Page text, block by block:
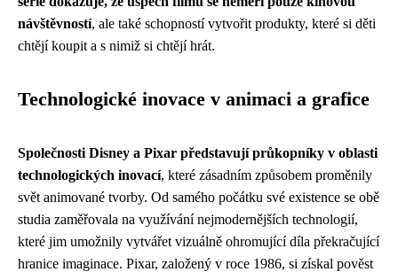
návštěvností, ale také schopností vytvořit produkty, které si děti
chtějí koupit a s nimiž si chtějí hrát.
Technologické inovace v animaci a grafice
Společnosti Disney a Pixar představují průkopníky v oblasti
technologických inovací, které zásadním způsobem proměnily
svět animované tvorby. Od samého počátku své existence se obě
studia zaměřovala na využívání nejmodernějších technologií,
které jim umožnily vytvářet vizuálně ohromující díla překračující
hranice imaginace. Pixar, založený v roce 1986, si získal pověst